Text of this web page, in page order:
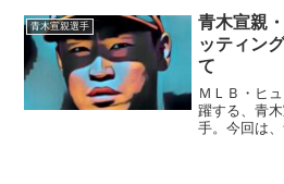
は、元テレ
（旧姓）佐
青木宣親選手
青木宣親
ッティン
て
ＭＬＢ・ヒ
躍する、青
手。今回は